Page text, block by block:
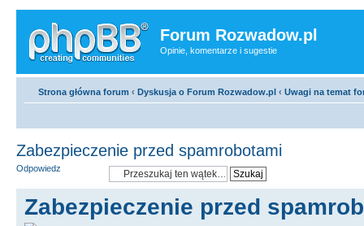
Forum Rozwadow.pl
Opinie, komentarze i sugestie
Strona główna forum ‹ Dyskusja o Forum Rozwadow.pl ‹ Uwagi na temat
Zabezpieczenie przed spamrobotami
Odpowiedz
Zabezpieczenie przed